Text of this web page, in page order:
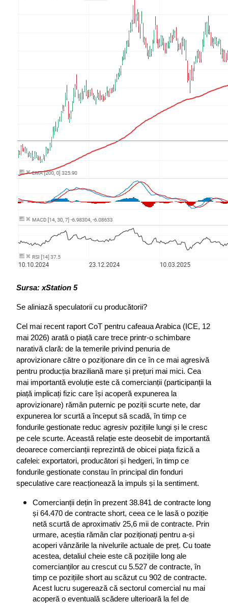
Sursa: xStation 5
Se aliniază speculatorii cu producătorii?
Cel mai recent raport CoT pentru cafeaua Arabica (ICE, 12
mai 2026) arată o piață care trece printr-o schimbare
narativă clară: de la temerile privind penuria de
aprovizionare către o poziționare din ce în ce mai agresivă
pentru producția braziliană mare și prețuri mai mici. Cea
mai importantă evoluție este că comercianții (participanții la
piață implicați fizic care își acoperă expunerea la
aprovizionare) rămân puternic pe poziții scurte nete, dar
expunerea lor scurtă a început să scadă, în timp ce
fondurile gestionate reduc agresiv pozițiile lungi și le cresc
pe cele scurte. Această relație este deosebit de importantă
deoarece comercianții reprezintă de obicei piața fizică a
cafelei: exportatori, producători și hedgeri, în timp ce
fondurile gestionate constau în principal din fonduri
speculative care reacționează la impuls și la sentiment.
Comercianții dețin în prezent 38.841 de contracte long
și 64.470 de contracte short, ceea ce le lasă o poziție
netă scurtă de aproximativ 25,6 mii de contracte. Prin
urmare, aceștia rămân clar poziționați pentru a-și
acoperi vânzările la nivelurile actuale de preț. Cu toate
acestea, detaliul cheie este că pozițiile long ale
comercianților au crescut cu 5.527 de contracte, în
timp ce pozițiile short au scăzut cu 902 de contracte.
Acest lucru sugerează că sectorul comercial nu mai
acoperă o eventuală scădere ulterioară la fel de